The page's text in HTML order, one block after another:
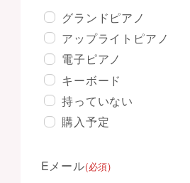
グランドピアノ
アップライトピアノ
電子ピアノ
キーボード
持っていない
購入予定
Eメール(必須)